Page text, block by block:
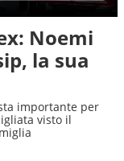
Noemi
la sua
importante per
visto il